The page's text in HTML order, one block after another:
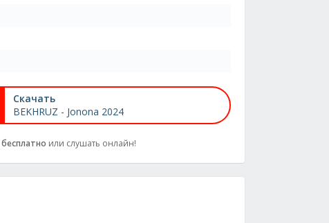
Скачать
BEKHRUZ - Jonona 2024
бесплатно или слушать онлайн!